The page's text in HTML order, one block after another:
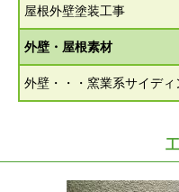
屋根外壁塗装工事
外壁・屋根素材
外壁・・・窯業系サイデ